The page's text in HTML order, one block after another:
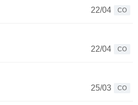
22/04
CO
22/04
CO
25/03
CO